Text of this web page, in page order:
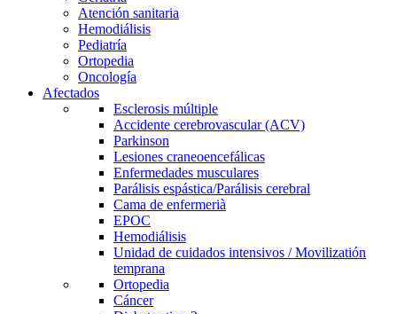
Atención sanitaria
Hemodiálisis
Pediatría
Ortopedia
Oncología
Afectados
Esclerosis múltiple
Accidente cerebrovascular (ACV)
Parkinson
Lesiones craneoencefálicas
Enfermedades musculares
Parálisis espástica/Parálisis cerebral
Cama de enfermerià
EPOC
Hemodiálisis
Unidad de cuidados intensivos / Movilizatión
temprana
Ortopedia
Cáncer